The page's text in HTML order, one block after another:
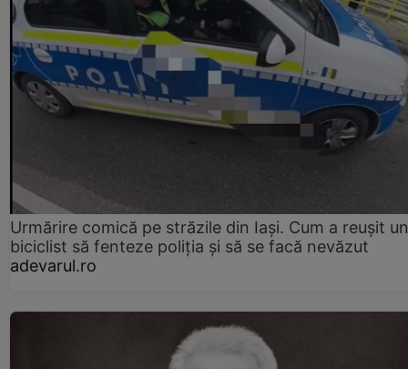
Urmărire comică pe străzile din Iași. Cum a reușit un
biciclist să fenteze poliția și să se facă nevăzut
adevarul.ro